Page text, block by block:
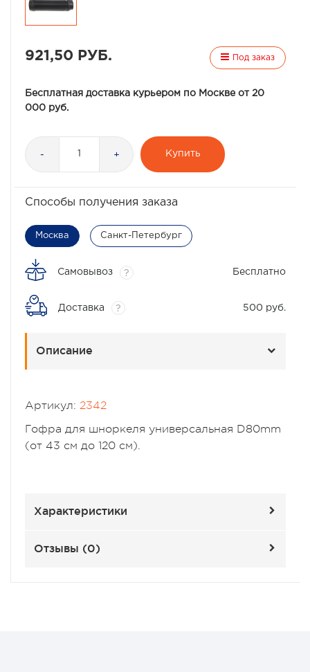
921,50 РУБ. Под заказ
Бесплатная доставка курьером по Москве от 20
000 руб.
- + Купить
Способы получения заказа
Москва Санкт-Петербург
Самовывоз ? Бесплатно
Доставка ? 500 руб.
Описание
Артикул: 2342
Гофра для шноркеля универсальная D80mm
(от 43 см до 120 см).
Характеристики
Отзывы (0)